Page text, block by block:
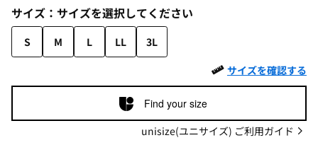
サイズ： サイズを選択してください
S M L LL
3L
サイズを確認する
Find your size
unisize(ユニサイズ) ご利用ガイド